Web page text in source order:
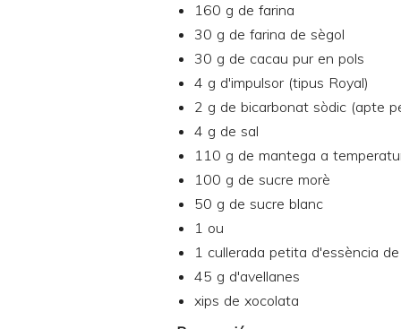
160 g de farina
30 g de farina de sègol
30 g de cacau pur en pols
4 g d'impulsor (tipus Royal)
2 g de bicarbonat sòdic (apte
4 g de sal
110 g de mantega a
100 g de sucre morè
50 g de sucre blanc
1 ou
1 cullerada petita d'essència de
45 g d'avellanes
xips de xocolata